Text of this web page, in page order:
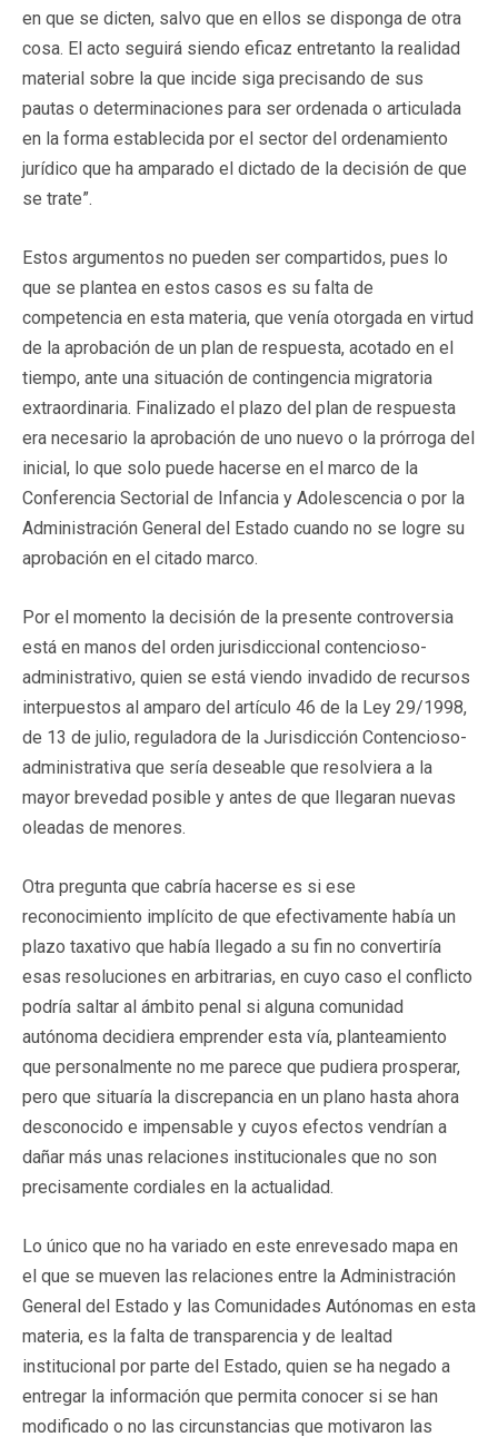
en que se dicten, salvo que en ellos se disponga de otra
cosa. El acto seguirá siendo eficaz entretanto la realidad
material sobre la que incide siga precisando de sus
pautas o determinaciones para ser ordenada o articulada
en la forma establecida por el sector del ordenamiento
jurídico que ha amparado el dictado de la decisión de que
se trate”.
Estos argumentos no pueden ser compartidos, pues lo
que se plantea en estos casos es su falta de
competencia en esta materia, que venía otorgada en virtud
de la aprobación de un plan de respuesta, acotado en el
tiempo, ante una situación de contingencia migratoria
extraordinaria. Finalizado el plazo del plan de respuesta
era necesario la aprobación de uno nuevo o la prórroga del
inicial, lo que solo puede hacerse en el marco de la
Conferencia Sectorial de Infancia y Adolescencia o por la
Administración General del Estado cuando no se logre su
aprobación en el citado marco.
Por el momento la decisión de la presente controversia
está en manos del orden jurisdiccional contencioso-
administrativo, quien se está viendo invadido de recursos
interpuestos al amparo del artículo 46 de la Ley 29/1998,
de 13 de julio, reguladora de la Jurisdicción Contencioso-
administrativa que sería deseable que resolviera a la
mayor brevedad posible y antes de que llegaran nuevas
oleadas de menores.
Otra pregunta que cabría hacerse es si ese
reconocimiento implícito de que efectivamente había un
plazo taxativo que había llegado a su fin no convertiría
esas resoluciones en arbitrarias, en cuyo caso el conflicto
podría saltar al ámbito penal si alguna comunidad
autónoma decidiera emprender esta vía, planteamiento
que personalmente no me parece que pudiera prosperar,
pero que situaría la discrepancia en un plano hasta ahora
desconocido e impensable y cuyos efectos vendrían a
dañar más unas relaciones institucionales que no son
precisamente cordiales en la actualidad.
Lo único que no ha variado en este enrevesado mapa en
el que se mueven las relaciones entre la Administración
General del Estado y las Comunidades Autónomas en esta
materia, es la falta de transparencia y de lealtad
institucional por parte del Estado, quien se ha negado a
entregar la información que permita conocer si se han
modificado o no las circunstancias que motivaron las